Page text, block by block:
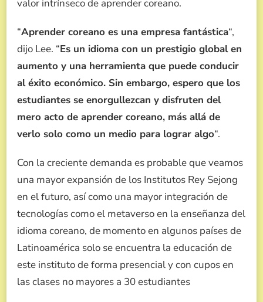
valor intrínseco de aprender coreano.
“Aprender coreano es una empresa fantástica“,
dijo Lee. “Es un idioma con un prestigio global en
aumento y una herramienta que puede conducir
al éxito económico. Sin embargo, espero que los
estudiantes se enorgullezcan y disfruten del
mero acto de aprender coreano, más allá de
verlo solo como un medio para lograr algo“.
Con la creciente demanda es probable que veamos
una mayor expansión de los Institutos Rey Sejong
en el futuro, así como una mayor integración de
tecnologías como el metaverso en la enseñanza del
idioma coreano, de momento en algunos países de
Latinoamérica solo se encuentra la educación de
este instituto de forma presencial y con cupos en
las clases no mayores a 30 estudiantes